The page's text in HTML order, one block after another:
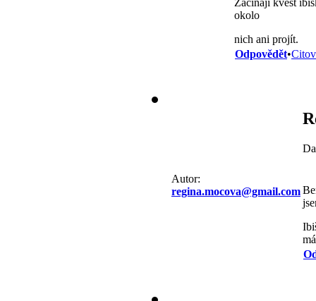
okolo
nich ani projít.
Odpovědět•
Autor:
regina.mocova@gmail.com